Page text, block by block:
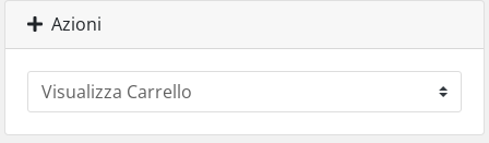
Azioni